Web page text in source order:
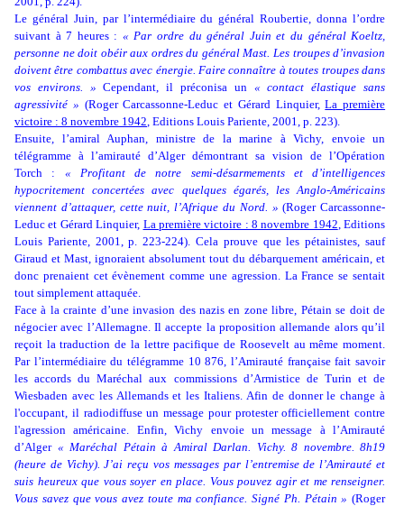
Le général Juin, par l’intermédiaire du général Roubertie, donna l’ordre
suivant à 7 heures : « Par ordre du général Juin et du général Koeltz,
personne ne doit obéir aux ordres du général Mast. Les troupes d’invasion
doivent être combattus avec énergie. Faire connaître à toutes troupes dans
vos environs. » Cependant, il préconisa un « contact élastique sans
agressivité » (Roger Carcassonne-Leduc et Gérard Linquier, La première
victoire : 8 novembre 1942 Editions Louis Pariente, 2001, p. 223).
Ensuite, l’amiral Auphan, ministre de la marine à Vichy, envoie un
télégramme à l’amirauté d’Alger démontrant sa vision de l’Opération
Torch : « Profitant de notre semi-désarmements et d’intelligences
hypocritement concertées avec quelques égarés, les Anglo-Américains
viennent d’attaquer, cette nuit, l’Afrique du Nord. » (Roger Carcassonne-
Leduc et Gérard Linquier, La première victoire : 8 novembre 1942 Editions
Louis Pariente, 2001, p. 223-224). Cela prouve que les pétainistes, sauf
Giraud et Mast, ignoraient absolument tout du débarquement américain, et
donc prenaient cet évènement comme une agression. La France se sentait
tout simplement attaquée.
Face à la crainte d’une invasion des nazis en zone libre, Pétain se doit de
négocier avec l’Allemagne. Il accepte la proposition allemande alors qu’il
reçoit la traduction de la lettre pacifique de Roosevelt au même moment.
Par l’intermédiaire du télégramme 10 876, l’Amirauté française fait savoir
les accords du Maréchal aux commissions d’Armistice de Turin et de
Wiesbaden avec les Allemands et les Italiens. Afin de donner le change à
l'occupant, il radiodiffuse un message pour protester officiellement contre
l'agression américaine. Enfin, Vichy envoie un message à l’Amirauté
d’Alger « Maréchal Pétain à Amiral Darlan. Vichy. 8 novembre. 8h19
(heure de Vichy). J’ai reçu vos messages par l’entremise de l’Amirauté et
suis heureux que vous soyer en place. Vous pouvez agir et me renseigner.
Vous savez que vous avez toute ma confiance. Signé Ph. Pétain » (Roger